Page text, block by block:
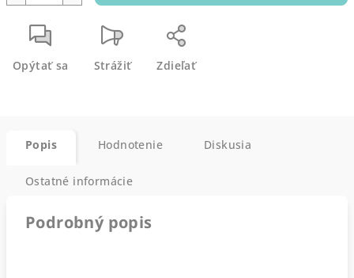
Opýtať sa Strážiť Zdieľať
Popis Hodnotenie Diskusia
Ostatné informácie
Podrobný popis